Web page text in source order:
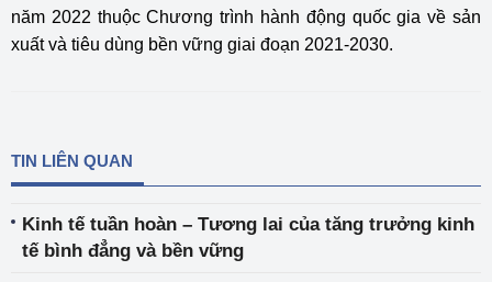
năm 2022 thuộc Chương trình hành động quốc gia về sản
xuất và tiêu dùng bền vững giai đoạn 2021-2030.
TIN LIÊN QUAN
Kinh tế tuần hoàn – Tương lai của tăng trưởng kinh
tế bình đẳng và bền vững